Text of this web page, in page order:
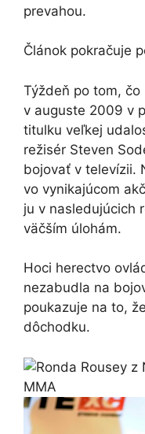
prevahou.
Článok pokračuje
Týždeň po tom, čo
v auguste 2009 v
titulku veľkej
režisér Steven
bojovať v televízii.
vo vynikajúcom
ju v nasledujúcich
väčším úlohám.
Hoci herectvo
nezabudla na
poukazuje na to,
dôchodku.